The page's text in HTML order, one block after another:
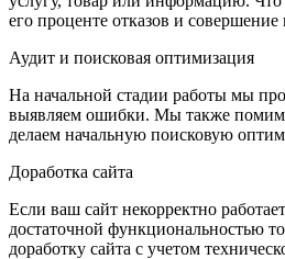
его проценте отказов и
Аудит и поисковая оптимизация
На начальной стадии работы мы
выявляем ошибки. Мы также
делаем начальную поисковую
Доработка сайта
Если ваш сайт некорректно
достаточной функциональностью
доработку сайта с учетом